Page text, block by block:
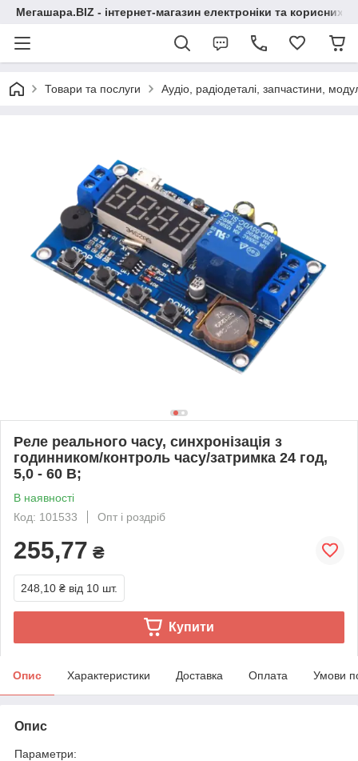
Мегашара.BIZ - інтернет-магазин електроніки та корисних
Товари та послуги Аудіо, радіодеталі, запчастини,
Реле реального часу, синхронізація з
годинником/контроль часу/затримка 24 год,
5,0 - 60 В;
В наявності
Код: 101533
Опт і роздріб
255,77 ₴
248,10 ₴ від 10 шт.
Купити
Опис Характеристики Доставка Оплата Умови
Опис
Параметри: